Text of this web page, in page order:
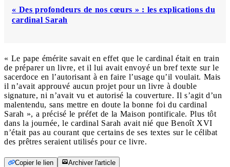
« Des profondeurs de nos cœurs » : les explications du
cardinal Sarah
« Le pape émérite savait en effet que le cardinal était en train
de préparer un livre, et il lui avait envoyé un bref texte sur le
sacerdoce en l’autorisant à en faire l’usage qu’il voulait. Mais
il n’avait approuvé aucun projet pour un livre à double
signature, ni n’avait vu et autorisé la couverture. Il s’agit d’un
malentendu, sans mettre en doute la bonne foi du cardinal
Sarah », a précisé le préfet de la Maison pontificale. Plus tôt
dans la journée, le cardinal Sarah avait nié que Benoît XVI
n’était pas au courant que certains de ses textes sur le célibat
des prêtres seraient utilisés pour ce livre.
Copier le lien Archiver l'article